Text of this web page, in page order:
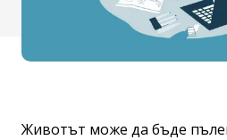
Животът може да бъде